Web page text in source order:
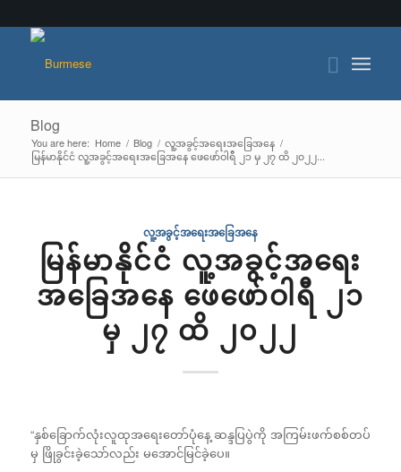
Blog
You are here: Home / Blog / လူ့အခွင့်အရေးအခြေအနေ /
မြန်မာနိုင်ငံ လူ့အခွင့်အရေးအခြေအနေ ဖေဖော်ဝါရီ ၂၁ မှ ၂၇ ထိ ၂၀၂၂...
လူ့အခွင့်အရေးအခြေအနေ
မြန်မာနိုင်ငံ လူ့အခွင့်အရေး
အခြေအနေ ဖေဖော်ဝါရီ ၂၁
မှ ၂၇ ထိ ၂၀၂၂
“နှစ်ခြောက်လုံးလူထုအရေးတော်ပုံနေ့ ဆန္ဒပြပွဲကို အကြမ်းဖက်စစ်တပ်
မှ ဖြိုခွင်းခဲ့သော်လည်း မအောင်မြင်ခဲ့ပေ။